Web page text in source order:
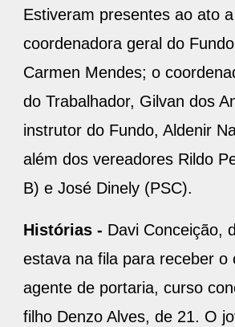
Estiveram presentes ao ato a
coordenadora geral do
Carmen Mendes; o
do Trabalhador, Gilvan dos
instrutor do Fundo, Aldenir
além dos vereadores Rildo
B) e José Dinely (PSC).
Histórias - Davi Conceição,
estava na fila para receber o
agente de portaria, curso
filho Denzo Alves, de 21. O